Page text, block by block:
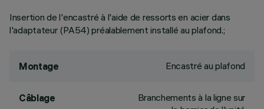
Insertion de l'encastré à l'aide de ressorts en acier dans
l'adaptateur (PA54) préalablement installé au plafond.;
Montage Encastré au plafond
Câblage
Branchements à la ligne sur